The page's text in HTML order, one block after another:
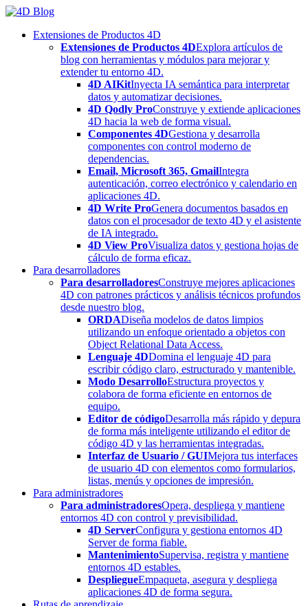
Skip
contentExtensiones de Productos 4D
Extensiones de Productos 4DExplora artículos de
blog con herramientas y módulos para mejorar y
extender tu entorno 4D.
4D AIKitInyecta IA semántica para interpretar
datos y automatizar decisiones.
4D Qodly ProConstruye y extiende aplicaciones
4D hacia la web de forma visual.
Componentes 4DGestiona y desarrolla
componentes con control moderno de
dependencias.
Email, Microsoft 365, GmailIntegra
autenticación, correo electrónico y calendario en
aplicaciones 4D.
4D Write ProGenera documentos basados en
datos con el procesador de texto 4D y el asistente
de IA integrado.
4D View ProVisualiza datos y gestiona hojas de
cálculo de forma eficaz.
Para desarrolladores
Para desarrolladoresConstruye mejores aplicaciones
4D con patrones prácticos y análisis técnicos profundos
desde nuestro blog.
ORDADiseña modelos de datos limpios
utilizando un enfoque orientado a objetos con
Object Relational Data Access.
Lenguaje 4DDomina el lenguaje 4D para
escribir código claro, estructurado y mantenible.
Modo DesarrolloEstructura proyectos y
colabora de forma eficiente en entornos de
equipo.
Editor de códigoDesarrolla más rápido y depura
de forma más inteligente utilizando el editor de
código 4D y las herramientas integradas.
Interfaz de Usuario / GUIMejora tus interfaces
de usuario 4D con elementos como formularios,
listas, menús y opciones de impresión.
Para administradores
Para administradoresOpera, despliega y mantiene
entornos 4D con control y previsibilidad.
4D ServerConfigura y gestiona entornos 4D
Server de forma fiable.
MantenimientoSupervisa, registra y mantiene
entornos 4D estables.
DespliegueEmpaqueta, asegura y despliega
aplicaciones 4D de forma segura.